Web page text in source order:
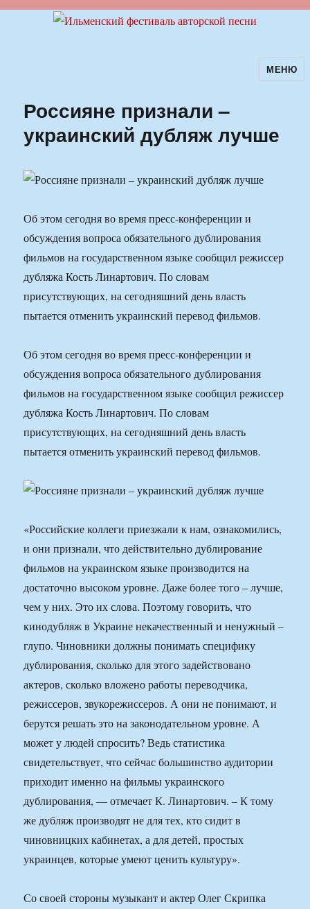
Ильменский фестиваль авторскойМЕНЮ
Россияне признали –
украинский дубляж лучше
Об этом сегодня во время пресс-конференции и
обсуждения вопроса обязательного дублирования
фильмов на государственном языке сообщил режиссер
дубляжа Кость Линартович. По словам
присутствующих, на сегодняшний день власть
пытается отменить украинский перевод фильмов.
Об этом сегодня во время пресс-конференции и
обсуждения вопроса обязательного дублирования
фильмов на государственном языке сообщил режиссер
дубляжа Кость Линартович. По словам
присутствующих, на сегодняшний день власть
пытается отменить украинский перевод фильмов.
«Российские коллеги приезжали к нам, ознакомились,
и они признали, что действительно дублирование
фильмов на украинском языке производится на
достаточно высоком уровне. Даже более того – лучше,
чем у них. Это их слова. Поэтому говорить, что
кинодубляж в Украине некачественный и ненужный –
глупо. Чиновники должны понимать специфику
дублирования, сколько для этого задействовано
актеров, сколько вложено работы переводчика,
режиссеров, звукорежиссеров. А они не понимают, и
берутся решать это на законодательном уровне. А
может у людей спросить? Ведь статистика
свидетельствует, что сейчас большинство аудитории
приходит именно на фильмы украинского
дублирования, — отмечает К. Линартович. – К тому
же дубляж производят не для тех, кто сидит в
чиновницких кабинетах, а для детей, простых
украинцев, которые умеют ценить культуру».
Со своей стороны музыкант и актер Олег Скрипка